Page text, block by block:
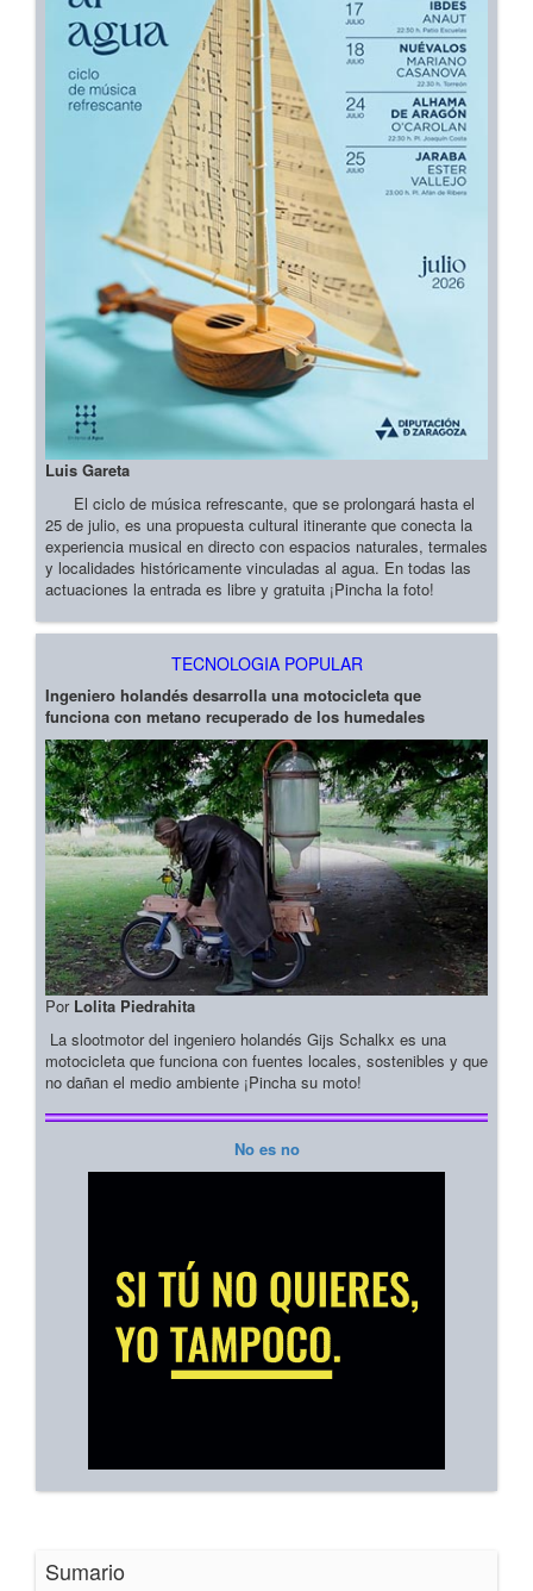
Luis Gareta
El ciclo de música refrescante, que se prolongará hasta el
25 de julio, es una propuesta cultural itinerante que conecta la
experiencia musical en directo con espacios naturales, termales
y localidades históricamente vinculadas al agua. En todas las
actuaciones la entrada es libre y gratuita ¡Pincha la foto!
TECNOLOGIA POPULAR
Ingeniero holandés desarrolla una motocicleta que
funciona con metano recuperado de los humedales
Por Lolita Piedrahita
La slootmotor del ingeniero holandés Gijs Schalkx es una
motocicleta que funciona con fuentes locales, sostenibles y que
no dañan el medio ambiente ¡Pincha su moto!
No es no
Sumario